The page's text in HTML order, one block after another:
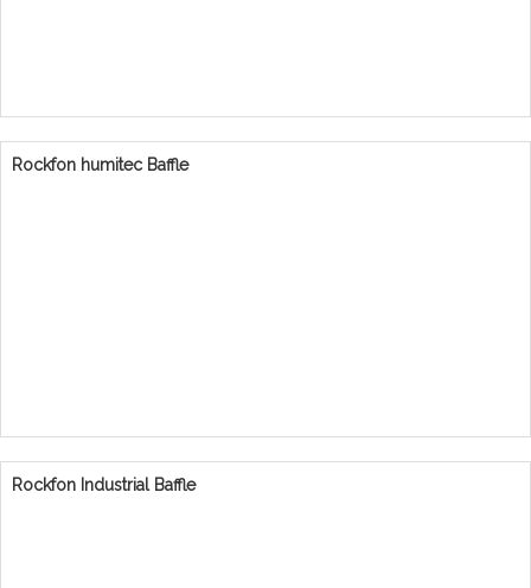
Rockfon humitec Baffle
Rockfon Industrial Baffle